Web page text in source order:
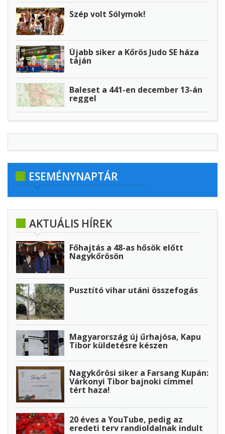
Szép volt Sólymok!
Újabb siker a Kőrös Judo SE háza
táján
Baleset a 441-en december 13-án
reggel
ESEMÉNYNAPTÁR
AKTUÁLIS HÍREK
Főhajtás a 48-as hősök előtt
Nagykőrösön
Pusztító vihar utáni összefogás
Magyarország új űrhajósa, Kapu
Tibor küldetésre készen
Nagykőrösi siker a Farsang Kupán:
Várkonyi Tibor bajnoki címmel
tért haza!
20 éves a YouTube, pedig az
eredeti terv randioldalnak indult